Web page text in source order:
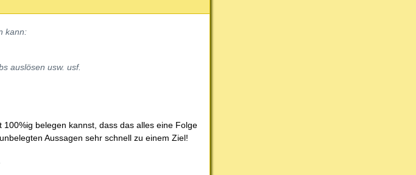
kann:
auslösen usw. usf.
belegen kannst, dass das alles eine Folge
Aussagen sehr schnell zu einem Ziel!